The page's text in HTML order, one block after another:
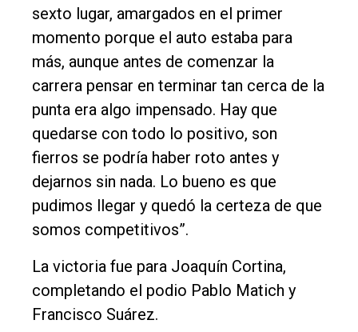
sexto lugar, amargados en el primer
momento porque el auto estaba para
más, aunque antes de comenzar la
carrera pensar en terminar tan cerca de la
punta era algo impensado. Hay que
quedarse con todo lo positivo, son
fierros se podría haber roto antes y
dejarnos sin nada. Lo bueno es que
pudimos llegar y quedó la certeza de que
somos competitivos”.
La victoria fue para Joaquín Cortina,
completando el podio Pablo Matich y
Francisco Suárez.